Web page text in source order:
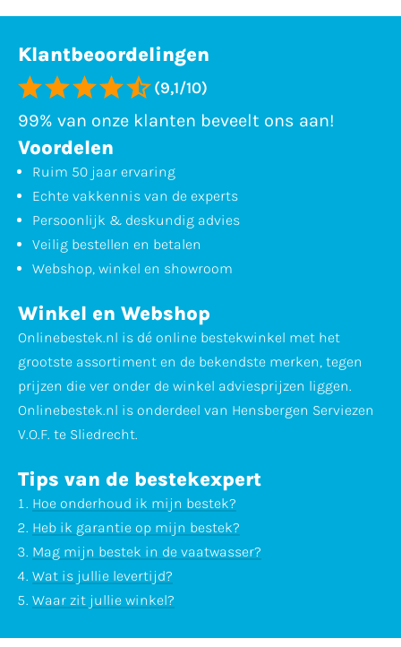
Klantbeoordelingen
(9,1/10)
99% van onze klanten beveelt ons aan!
Voordelen
Ruim 50 jaar ervaring
Echte vakkennis van de experts
Persoonlijk & deskundig advies
Veilig bestellen en betalen
Webshop, winkel en showroom
Winkel en Webshop
Onlinebestek.nl is dé online bestekwinkel met het
grootste assortiment en de bekendste merken, tegen
prijzen die ver onder de winkel adviesprijzen liggen.
Onlinebestek.nl is onderdeel van Hensbergen Serviezen
V.O.F. te Sliedrecht.
Tips van de bestekexpert
Hoe onderhoud ik mijn bestek?
Heb ik garantie op mijn bestek?
Mag mijn bestek in de vaatwasser?
Wat is jullie levertijd?
Waar zit jullie winkel?